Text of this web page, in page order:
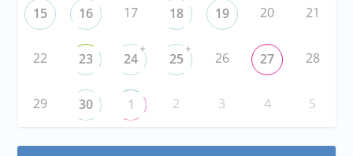
15 16 17 18 19 20 21
22 23 24
+
25
+
26 27 28
29 30 1 2 3 4 5